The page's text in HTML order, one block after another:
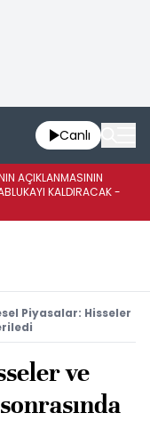
Canlı
AÇIKLANMASININ
KALDIRACAK -
Piyasalar: Hisseler
ve